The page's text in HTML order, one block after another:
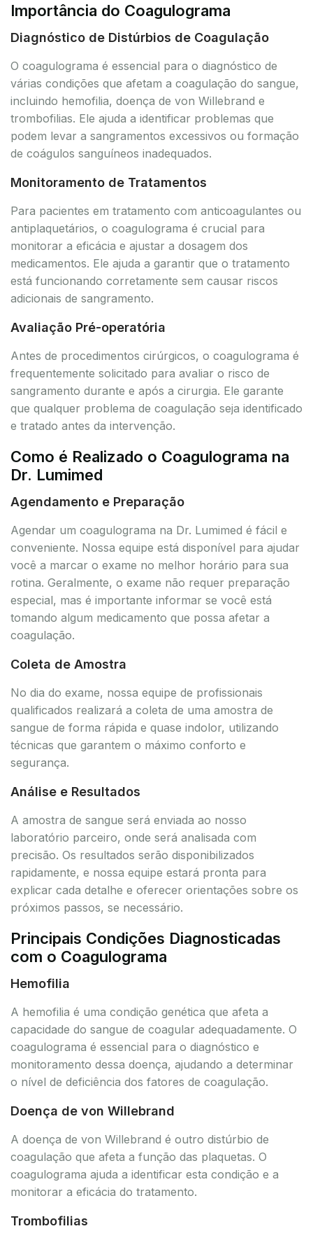
Importância do Coagulograma
Diagnóstico de Distúrbios de Coagulação
O coagulograma é essencial para o diagnóstico de
várias condições que afetam a coagulação do sangue,
incluindo hemofilia, doença de von Willebrand e
trombofilias. Ele ajuda a identificar problemas que
podem levar a sangramentos excessivos ou formação
de coágulos sanguíneos inadequados.
Monitoramento de Tratamentos
Para pacientes em tratamento com anticoagulantes ou
antiplaquetários, o coagulograma é crucial para
monitorar a eficácia e ajustar a dosagem dos
medicamentos. Ele ajuda a garantir que o tratamento
está funcionando corretamente sem causar riscos
adicionais de sangramento.
Avaliação Pré-operatória
Antes de procedimentos cirúrgicos, o coagulograma é
frequentemente solicitado para avaliar o risco de
sangramento durante e após a cirurgia. Ele garante
que qualquer problema de coagulação seja identificado
e tratado antes da intervenção.
Como é Realizado o Coagulograma na
Dr. Lumimed
Agendamento e Preparação
Agendar um coagulograma na Dr. Lumimed é fácil e
conveniente. Nossa equipe está disponível para ajudar
você a marcar o exame no melhor horário para sua
rotina. Geralmente, o exame não requer preparação
especial, mas é importante informar se você está
tomando algum medicamento que possa afetar a
coagulação.
Coleta de Amostra
No dia do exame, nossa equipe de profissionais
qualificados realizará a coleta de uma amostra de
sangue de forma rápida e quase indolor, utilizando
técnicas que garantem o máximo conforto e
segurança.
Análise e Resultados
A amostra de sangue será enviada ao nosso
laboratório parceiro, onde será analisada com
precisão. Os resultados serão disponibilizados
rapidamente, e nossa equipe estará pronta para
explicar cada detalhe e oferecer orientações sobre os
próximos passos, se necessário.
Principais Condições Diagnosticadas
com o Coagulograma
Hemofilia
A hemofilia é uma condição genética que afeta a
capacidade do sangue de coagular adequadamente. O
coagulograma é essencial para o diagnóstico e
monitoramento dessa doença, ajudando a determinar
o nível de deficiência dos fatores de coagulação.
Doença de von Willebrand
A doença de von Willebrand é outro distúrbio de
coagulação que afeta a função das plaquetas. O
coagulograma ajuda a identificar esta condição e a
monitorar a eficácia do tratamento.
Trombofilias